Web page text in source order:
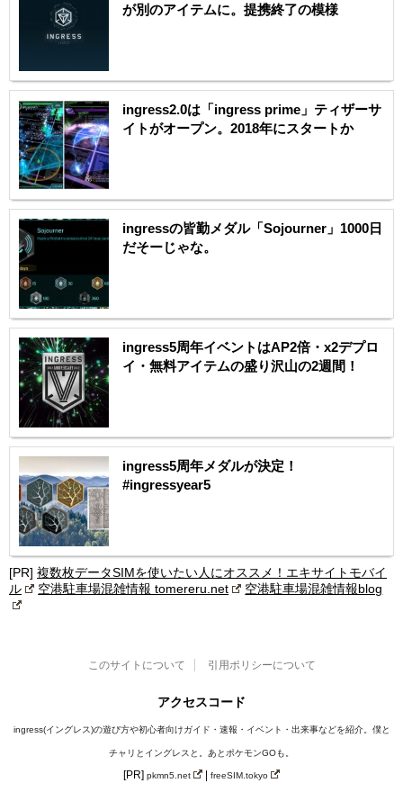
が別のアイテムに。提携終了の模様
ingress2.0は「ingress prime」ティザーサ
イトがオープン。2018年にスタートか
ingressの皆勤メダル「Sojourner」1000日
だそーじゃな。
ingress5周年イベントはAP2倍・x2デプロ
イ・無料アイテムの盛り沢山の2週間！
ingress5周年メダルが決定！
#ingressyear5
[PR] 複数枚データSIMを使いたい人にオススメ！エキサイトモバイ
ル
空港駐車場混雑情報 tomereru.net 空港駐車場混雑情報blog
このサイトについて 引用ポリシーについて
アクセスコード
ingress(イングレス)の遊び方や初心者向けガイド・速報・イベント・出来事などを紹介。僕と
チャリとイングレスと。あとポケモンGOも。
[PR]pkmn5.net | freeSIM.tokyo